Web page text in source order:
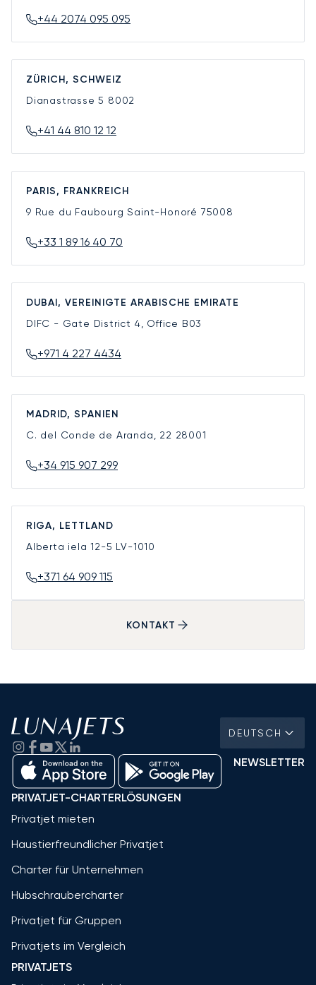
+44 2074 095 095
ZÜRICH, SCHWEIZ
Dianastrasse 5 8002
+41 44 810 12 12
PARIS, FRANKREICH
9 Rue du Faubourg Saint-Honoré 75008
+33 1 89 16 40 70
DUBAI, VEREINIGTE ARABISCHE EMIRATE
DIFC - Gate District 4, Office B03
+971 4 227 4434
MADRID, SPANIEN
C. del Conde de Aranda, 22 28001
+34 915 907 299
RIGA, LETTLAND
Alberta iela 12-5 LV-1010
+371 64 909 115
KONTAKT
DEUTSCH
NEWSLETTER
PRIVATJET-CHARTERLÖSUNGEN
Privatjet mieten
Haustierfreundlicher Privatjet
Charter für Unternehmen
Hubschraubercharter
Privatjet für Gruppen
Privatjets im Vergleich
PRIVATJETS